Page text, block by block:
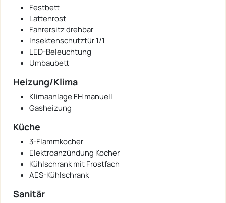
Festbett
Lattenrost
Fahrersitz drehbar
Insektenschutztür 1/1
LED-Beleuchtung
Umbaubett
Heizung/Klima
Klimaanlage FH manuell
Gasheizung
Küche
3-Flammkocher
Elektroanzündung Kocher
Kühlschrank mit Frostfach
AES-Kühlschrank
Sanitär